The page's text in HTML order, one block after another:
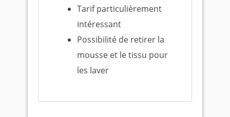
Tarif particulièrement
intéressant
Possibilité de retirer la
mousse et le tissu pour
les laver